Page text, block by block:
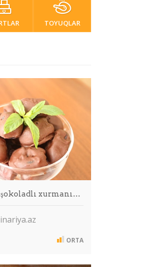
TOYUQLAR
xurmanı…
ORTA